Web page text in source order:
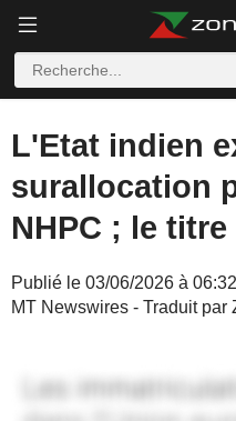
L'Etat indien
surallocation
NHPC ; le
Publié le 03/06/2026 à 06:32
MT Newswires - Traduit par